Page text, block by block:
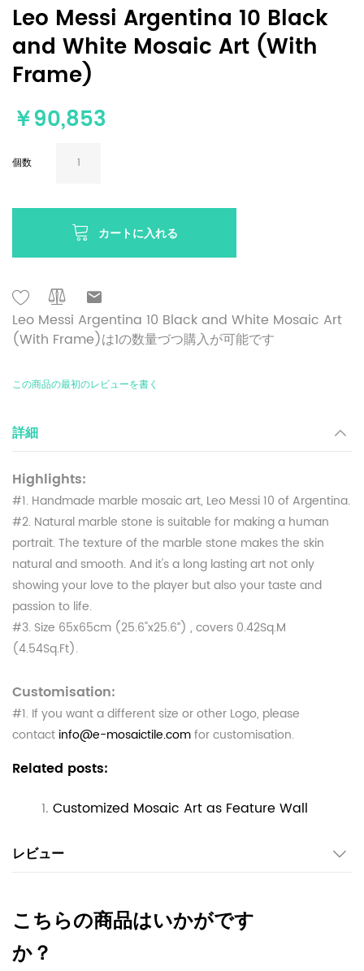
Leo Messi Argentina 10 Black
and White Mosaic Art (With
Frame)
￥90,853
個数
カートに入れる
Leo Messi Argentina 10 Black and White Mosaic Art
(With Frame)は1の数量づつ購入が可能です
この商品の最初のレビューを書く
詳細
Highlights:
#1. Handmade marble mosaic art, Leo Messi 10 of Argentina.
#2. Natural marble stone is suitable for making a human
portrait. The texture of the marble stone makes the skin
natural and smooth. And it's a long lasting art not only
showing your love to the player but also your taste and
passion to life.
#3. Size 65x65cm (25.6"x25.6”) , covers 0.42Sq.M
(4.54Sq.Ft).
Customisation:
#1. If you want a different size or other Logo, please
contact info@e-mosaictile.comfor customisation.
Related posts:
Customized Mosaic Art as Feature Wall
レビュー
こちらの商品はいかがです
か？